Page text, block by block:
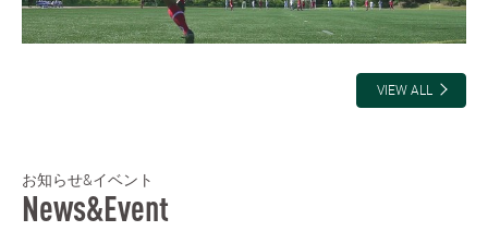
VIEW ALL
お知らせ&イベント
News&Event